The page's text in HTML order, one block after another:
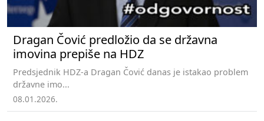
Dragan Čović predložio da se državna
imovina prepiše na HDZ
Predsjednik HDZ-a Dragan Čović danas je istakao problem
državne imo...
08.01.2026.